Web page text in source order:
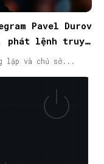
Pavel Durov
phát lệnh truy
lập và chủ sở...